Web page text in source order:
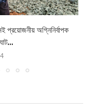
অগ্নিনির্বাপক